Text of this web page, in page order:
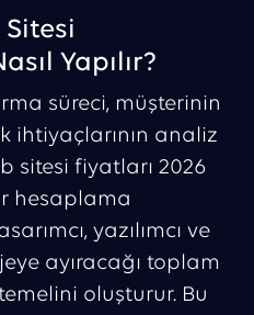
Sitesi
Yapılır?
süreci, müşterinin
ihtiyaçlarının analiz
sitesi fiyatları 2026
hesaplama
yazılımcı ve
ayıracağı toplam
oluşturur. Bu